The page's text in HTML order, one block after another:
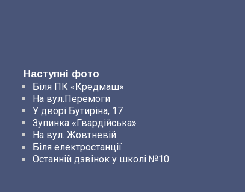
Наступні фото
Біля ПК «Кредмаш»
На вул.Перемоги
У дворі Бутиріна, 17
Зупинка «Гвардійська»
На вул. Жовтневій
Біля електростанції
Останній дзвінок у школі №10